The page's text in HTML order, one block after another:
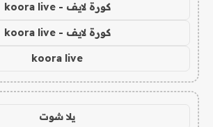
كورة لايف - koora live
كورة لايف - koora live
koora live
يلا شوت